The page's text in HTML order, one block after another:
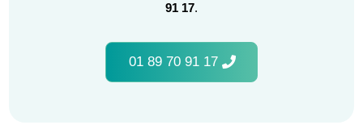
91 17.
01 89 70 91 17